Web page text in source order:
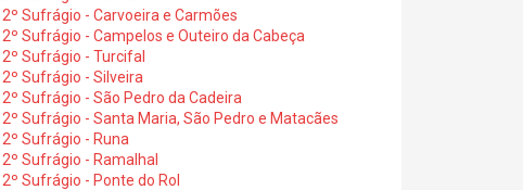
Sufrágio - Carvoeira e Carmões
Sufrágio - Campelos e Outeiro da Cabeça
Sufrágio - Turcifal
Sufrágio - Silveira
Sufrágio - São Pedro da Cadeira
Sufrágio - Santa Maria, São Pedro e Matacães
Sufrágio - Runa
Sufrágio - Ramalhal
Sufrágio - Ponte do Rol